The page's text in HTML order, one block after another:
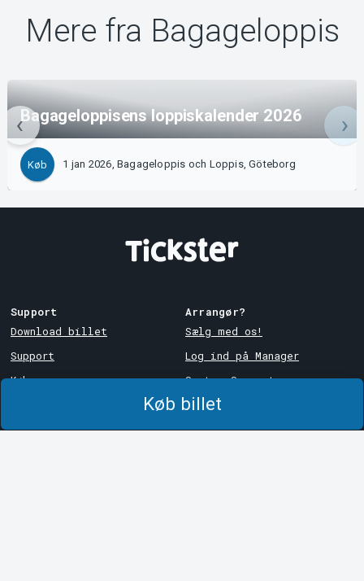
Køb billet
Mere fra Bagageloppis
Bagageloppisens loppiskalender 2026
Køb 1 jan 2026, Bagageloppis och Loppis, Göteborg
Support
Download billet
Support
Købs- og
Arrangør?
Sælg med os!
Log ind på Manager
System Support